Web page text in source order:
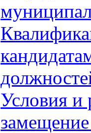
Условия и